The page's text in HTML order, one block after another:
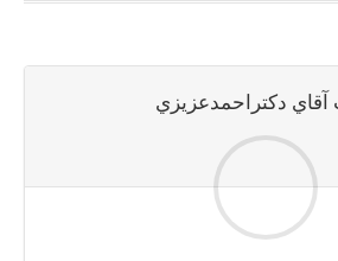
آقاي دكتراحمدعزيزي